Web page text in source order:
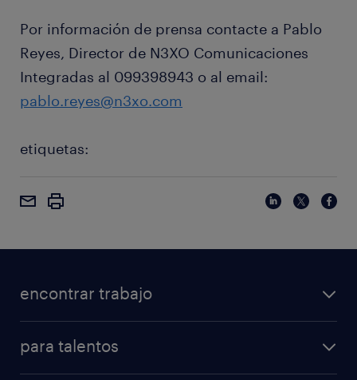
Por información de prensa contacte a Pablo
Reyes, Director de N3XO Comunicaciones
Integradas al 099398943 o al email:
pablo.reyes@n3xo.com
etiquetas:
encontrar trabajo
para talentos